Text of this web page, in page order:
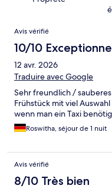
Avis
Avis vérifié
10/10
12 avr. 2026
Traduire avec Google
Sehr freundlich /
Frühstück mit viel
wenn man ein Taxi
Roswitha, séjour de 1 nuit
Avis vérifié
8/10 Très bien